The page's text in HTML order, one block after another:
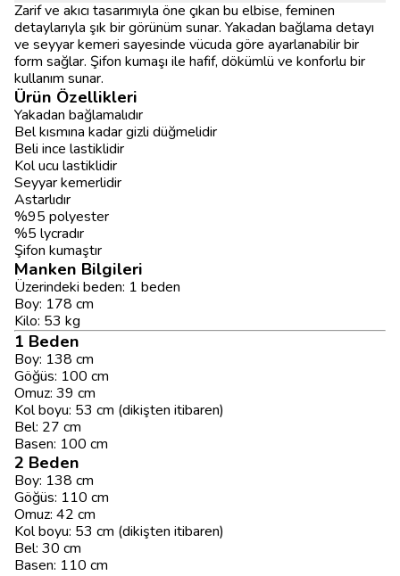
Zarif ve akıcı tasarımıyla öne çıkan bu elbise, feminen
detaylarıyla şık bir görünüm sunar. Yakadan bağlama detayı
ve seyyar kemeri sayesinde vücuda göre ayarlanabilir bir
form sağlar. Şifon kumaşı ile hafif, dökümlü ve konforlu bir
kullanım sunar.
Ürün Özellikleri
Yakadan bağlamalıdır
Bel kısmına kadar gizli düğmelidir
Beli ince lastiklidir
Kol ucu lastiklidir
Seyyar kemerlidir
Astarlıdır
%95 polyester
%5 lycradır
Şifon kumaştır
Manken Bilgileri
Üzerindeki beden: 1 beden
Boy: 178 cm
Kilo: 53 kg
1 Beden
Boy: 138 cm
Göğüs: 100 cm
Omuz: 39 cm
Kol boyu: 53 cm (dikişten itibaren)
Bel: 27 cm
Basen: 100 cm
2 Beden
Boy: 138 cm
Göğüs: 110 cm
Omuz: 42 cm
Kol boyu: 53 cm (dikişten itibaren)
Bel: 30 cm
Basen: 110 cm